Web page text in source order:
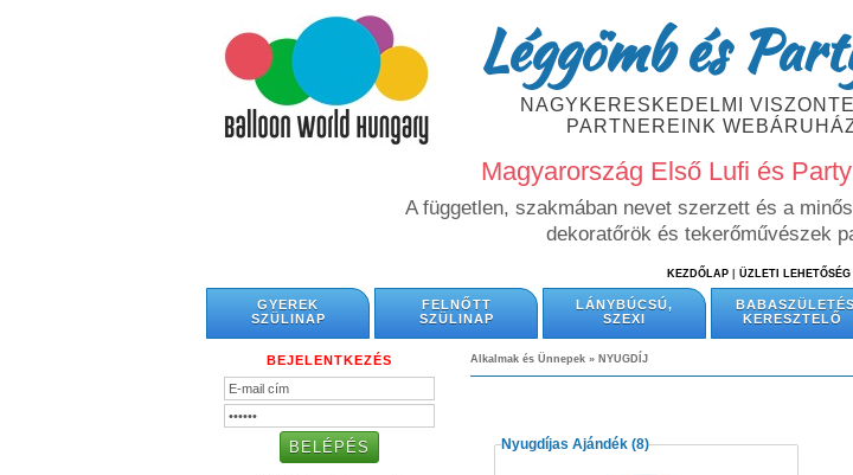
Léggömb és
NAGYKERESKEDELMI
PARTNEREINK
Magyarország Első Lufi és
A független, szakmában nevet szerzett és a
dekoratőrök és tekerőművészek
KEZDŐLAP ÜZLETI LEHETŐSÉG
GYEREK
SZÜLINAP
FELNŐTT
SZÜLINAP
LÁNYBÚCSÚ,
SZEXI
KERESZTELŐ
BEJELENTKEZÉS Alkalmak és Ünnepek » NYUGDÍJ
Nyugdíjas Ajándék(8)